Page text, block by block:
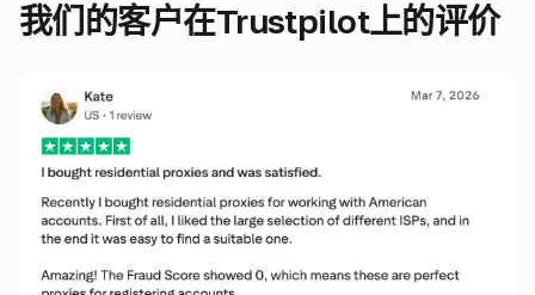
我们的客户在Trustpilot上的评价